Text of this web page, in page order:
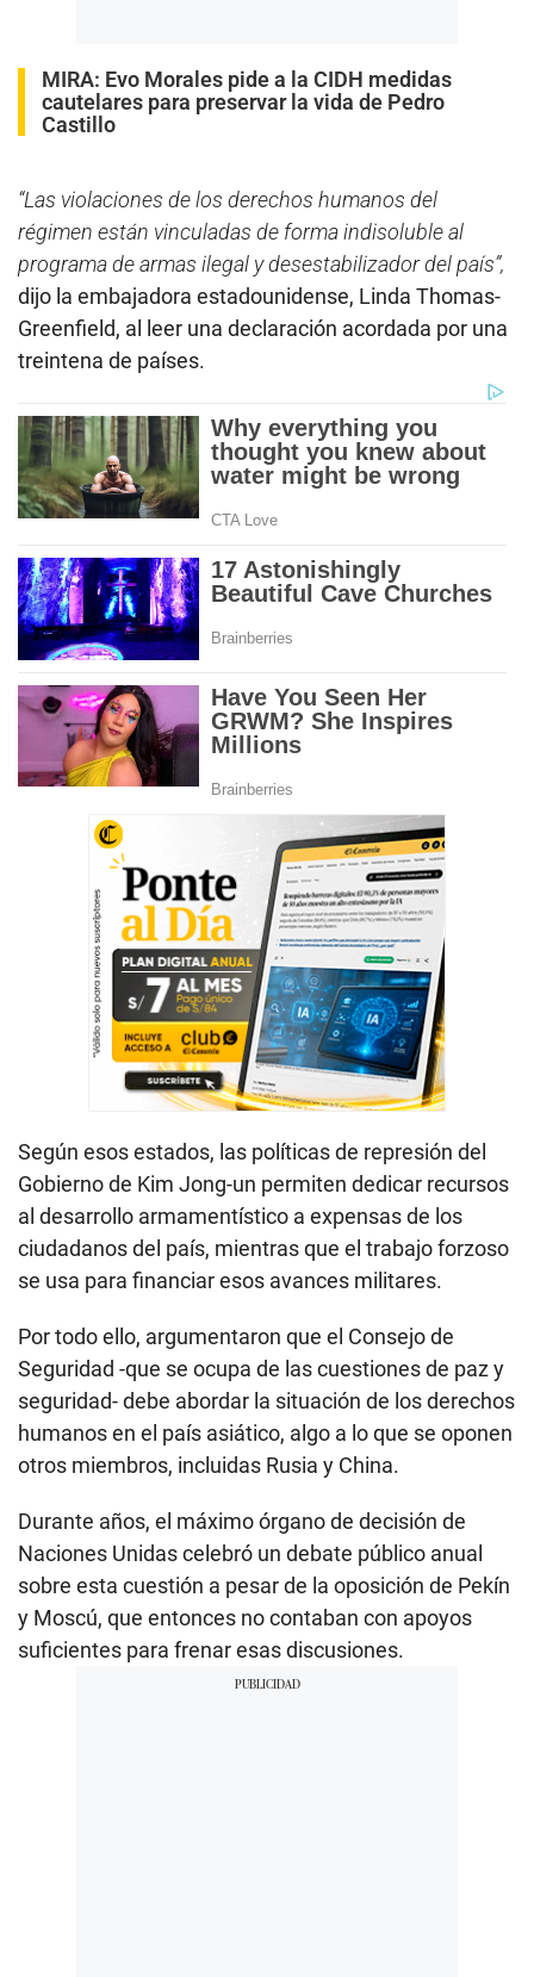
MIRA: Evo Morales pide a la CIDH medidas
cautelares para preservar la vida de Pedro
Castillo
“Las violaciones de los derechos humanos del
régimen están vinculadas de forma indisoluble al
programa de armas ilegal y desestabilizador del país”,
dijo la embajadora estadounidense, Linda Thomas-
Greenfield, al leer una declaración acordada por una
treintena de países.
Según esos estados, las políticas de represión del
Gobierno de Kim Jong-un permiten dedicar recursos
al desarrollo armamentístico a expensas de los
ciudadanos del país, mientras que el trabajo forzoso
se usa para financiar esos avances militares.
Por todo ello, argumentaron que el Consejo de
Seguridad -que se ocupa de las cuestiones de paz y
seguridad- debe abordar la situación de los derechos
humanos en el país asiático, algo a lo que se oponen
otros miembros, incluidas Rusia y China.
Durante años, el máximo órgano de decisión de
Naciones Unidas celebró un debate público anual
sobre esta cuestión a pesar de la oposición de Pekín
y Moscú, que entonces no contaban con apoyos
suficientes para frenar esas discusiones.